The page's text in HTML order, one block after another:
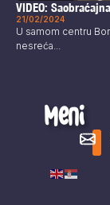
VIDEO:
21/02/2024
U samom centru
nesreća...
Meni